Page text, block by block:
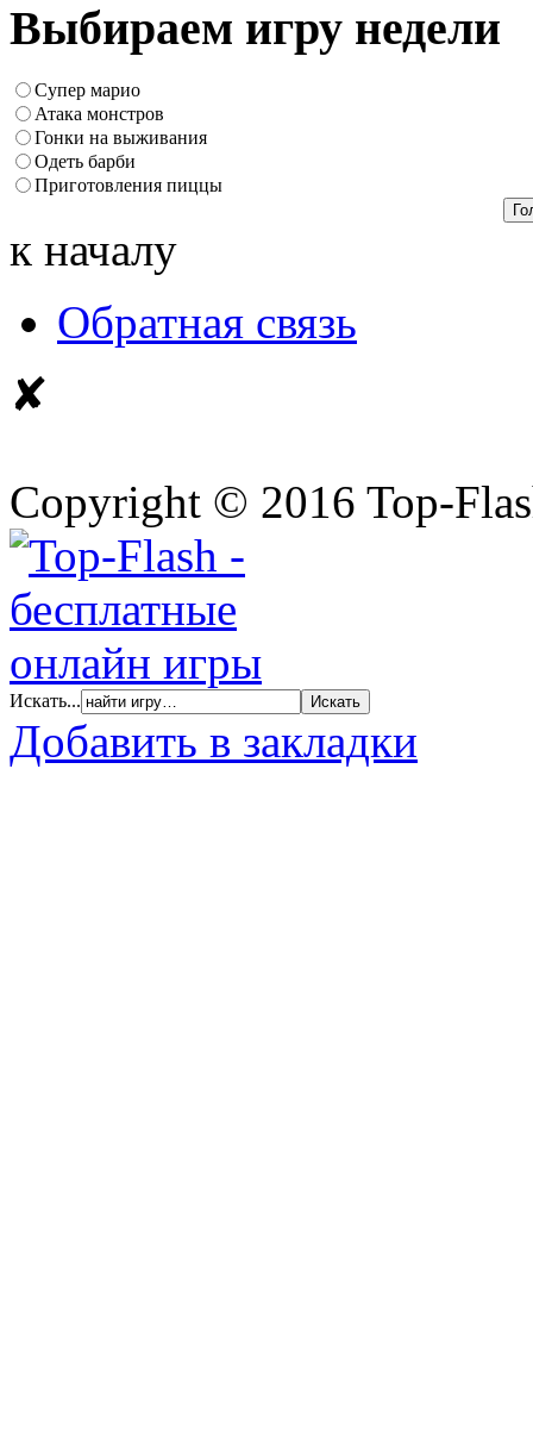
Выбираем игру недели
Супер марио
Атака монстров
Гонки на выживания
Одеть барби
Приготовления пиццы
к началу
Обратная связь
✘
Copyright © 2016 Top-
Искать...
Добавить в закладки